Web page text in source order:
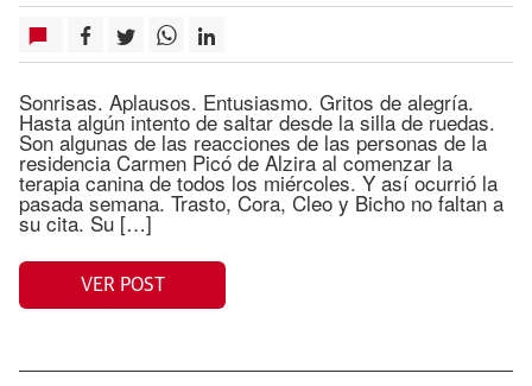
Sonrisas. Aplausos. Entusiasmo. Gritos de alegría.
Hasta algún intento de saltar desde la silla de ruedas.
Son algunas de las reacciones de las personas de la
residencia Carmen Picó de Alzira al comenzar la
terapia canina de todos los miércoles. Y así ocurrió la
pasada semana. Trasto, Cora, Cleo y Bicho no faltan a
su cita. Su […]
VER POST